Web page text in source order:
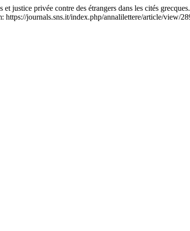
justice privée contre des étrangers dans les cités grecques.
https://journals.sns.it/index.php/annalilettere/article/view/